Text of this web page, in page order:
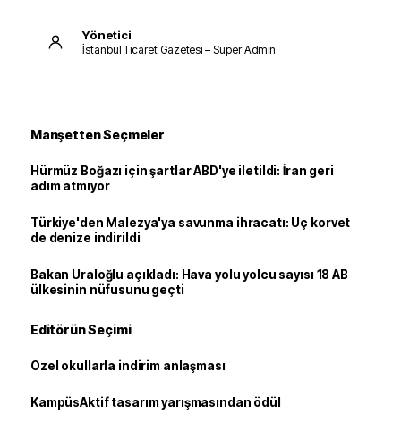
Yönetici
İstanbul Ticaret Gazetesi – Süper Admin
Manşetten Seçmeler
Hürmüz Boğazı için şartlar ABD'ye iletildi: İran geri
adım atmıyor
Türkiye'den Malezya'ya savunma ihracatı: Üç korvet
de denize indirildi
Bakan Uraloğlu açıkladı: Hava yolu yolcu sayısı 18 AB
ülkesinin nüfusunu geçti
Editörün Seçimi
Özel okullarla indirim anlaşması
KampüsAktif tasarım yarışmasından ödül